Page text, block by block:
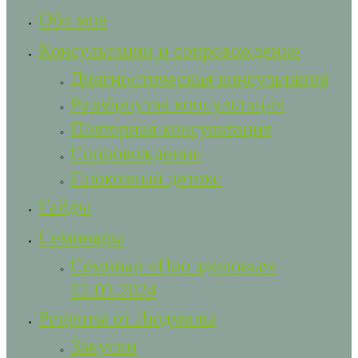
Обо мне
Консультации и сопровождение
Диагностическая консультация
Развёрнутая консультация
Повторная консультация
Сопровождение
Глюкозный детокс
Гайды
Семинары
Семинар «Про здоровье»
12.03.2024
Рецепты от Людмилы
Закуски